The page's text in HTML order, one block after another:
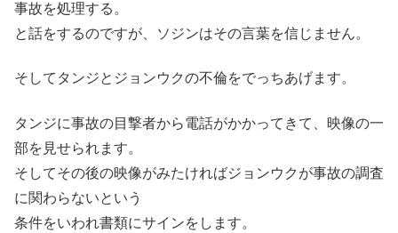
事故を処理する。
と話をするのですが、ソジンはその言葉を信じません。
そしてタンジとジョンウクの不倫をでっちあげます。
タンジに事故の目撃者から電話がかかってきて、映像の一
部を見せられます。
そしてその後の映像がみたければジョンウクが事故の調査
に関わらないという
条件をいわれ書類にサインをします。